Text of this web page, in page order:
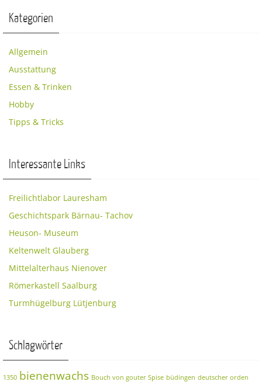
Kategorien
Allgemein
Ausstattung
Essen & Trinken
Hobby
Tipps & Tricks
Interessante Links
Freilichtlabor Lauresham
Geschichtspark Bärnau- Tachov
Heuson- Museum
Keltenwelt Glauberg
Mittelalterhaus Nienover
Römerkastell Saalburg
Turmhügelburg Lütjenburg
Schlagwörter
1350 bienenwachs Bouch von gouter Spise büdingen deutscher orden